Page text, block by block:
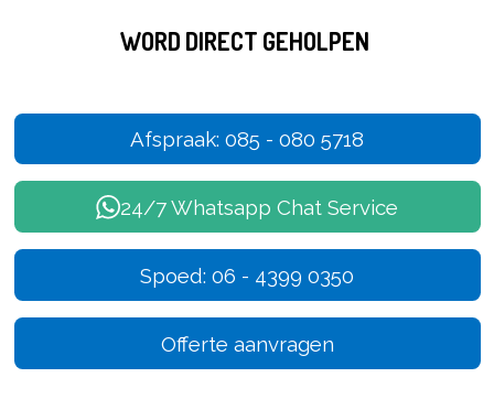
WORD DIRECT GEHOLPEN
Afspraak: 085 - 080 5718
24/7 Whatsapp Chat Service
Spoed: 06 - 4399 0350
Offerte aanvragen